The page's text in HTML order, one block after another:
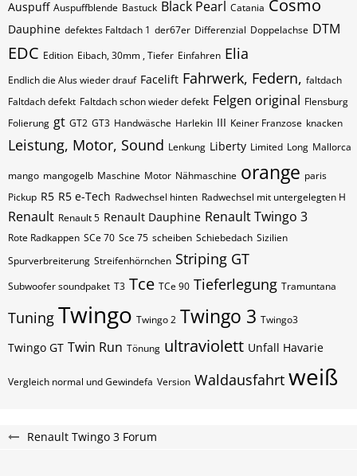
Auspuff Auspuffblende Bastuck Black Pearl Catania Cosmo
Dauphine defektes Faltdach 1 der67er Differenzial Doppelachse DTM
EDC Edition Eibach, 30mm , Tiefer Einfahren Elia
Endlich die Alus wieder drauf Facelift Fahrwerk, Federn, faltdach
Faltdach defekt Faltdach schon wieder defekt Felgen original Flensburg
Folierung gt GT2 GT3 Handwäsche Harlekin III Keiner Franzose knacken
Leistung, Motor, Sound Lenkung Liberty Limited Long Mallorca
mango mangogelb Maschine Motor Nähmaschine orange paris
Pickup R5 R5 e-Tech Radwechsel hinten Radwechsel mit untergelegten H
Renault Renault 5 Renault Dauphine Renault Twingo 3
Rote Radkappen SCe 70 Sce 75 scheiben Schiebedach Sizilien
Spurverbreiterung Streifenhörnchen Striping GT
Subwoofer soundpaket T3 Tce TCe 90 Tieferlegung Tramuntana
Tuning Twingo Twingo 2 Twingo 3 Twingo3
Twingo GT Twin Run Tönung ultraviolett Unfall Havarie
Vergleich normal und Gewindefa Version Waldausfahrt weiß
Renault Twingo 3 Forum